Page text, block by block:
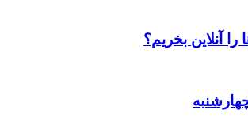
آنلاین بخریم؟